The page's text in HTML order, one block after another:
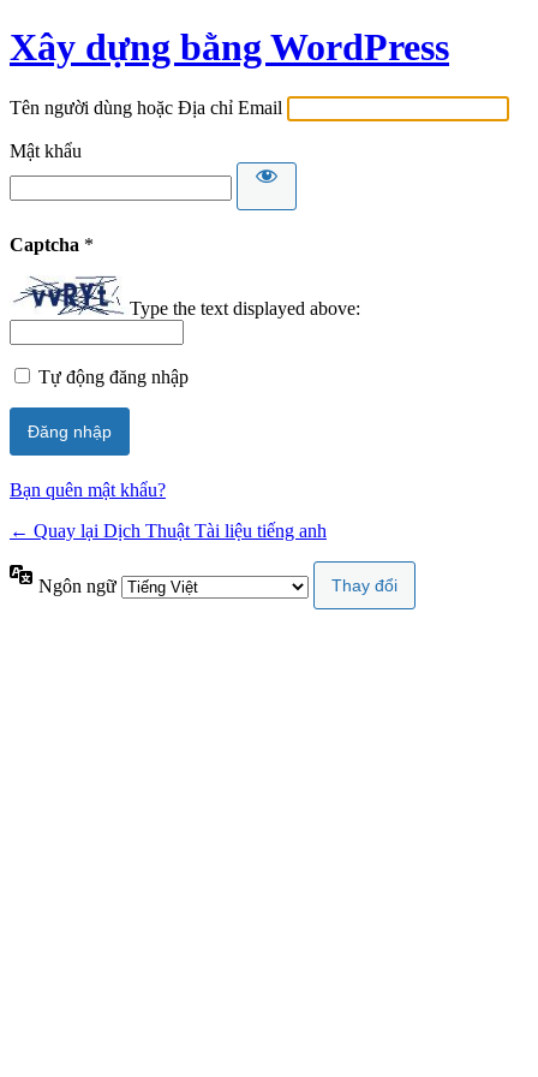
Xây dựng bằng WordPress
Tên người dùng hoặc Địa chỉ Email
Mật khẩu
Captcha *
Type the text displayed above:
Tự động đăng nhập
Bạn quên mật khẩu?
← Quay lại Dịch Thuật Tài liệu tiếng anh
Ngôn ngữ